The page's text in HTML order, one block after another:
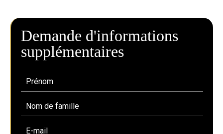
Demande d'informations
supplémentaires